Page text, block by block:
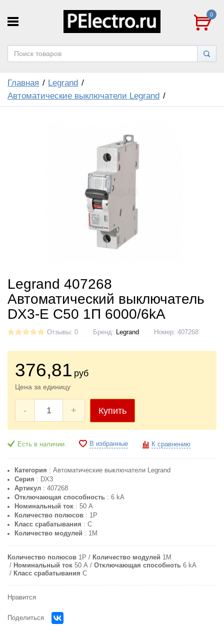
0
Главная
Legrand
Автоматические выключатели Legrand
Legrand 407268
Автоматический выключатель
DX3-E C50 1П 6000/6kA
Отзывы: 0 Бренд: Legrand Номер: 407268
376,81 руб
Цена за единицу
- + Купить
Есть в наличии В избранные К сравнению
Категория : Автоматические выключатели Legrand
Серия : DX3
Артикул: 407268
Отключающая способность: 6 kA
Номинальный ток: 50 A
Количество полюсов: 1P
Класс срабатывания : C
Количество модулей : 1M
Количество полюсов 1P Количество модулей 1M
Номинальный ток 50 A Отключающая способноть 6 kA
Класс срабатывания C
Нравится
Поделиться